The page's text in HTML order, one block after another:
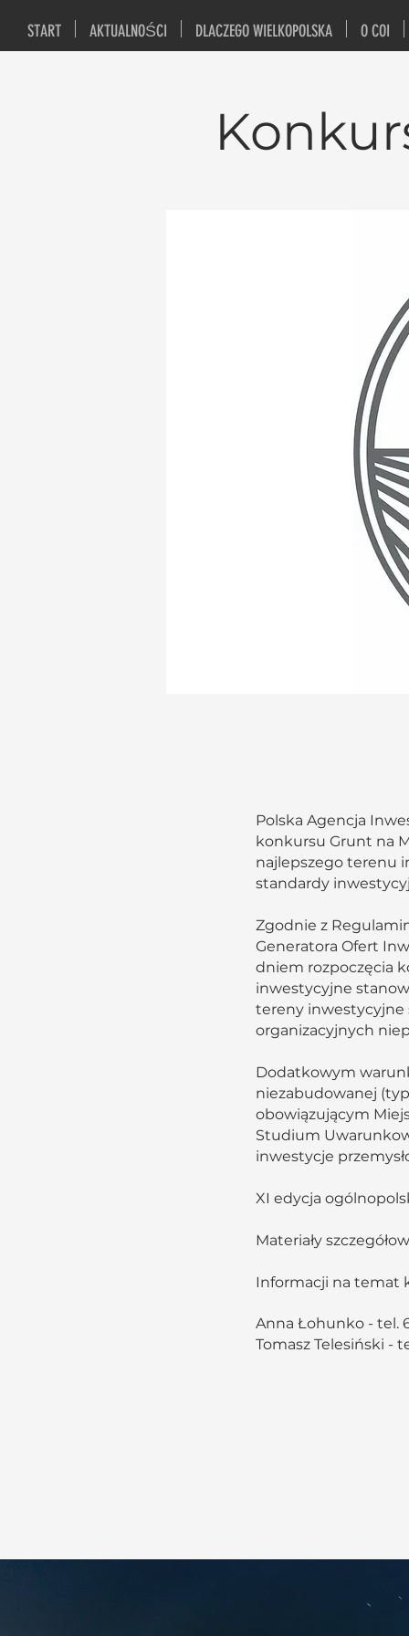
START AKTUALNOŚCI DLACZEGO WIELKOPOLSKA O COI
Polska Agencja
konkursu Grunt na
najlepszego terenu
standardy
Zgodnie z
Generatora Ofert
dniem rozpoczęcia
inwestycyjne
tereny inwestycyjne
organizacyjnych
Dodatkowym
niezabudowanej
obowiązującym
Studium
inwestycje
XI edycja
Materiały
Informacji na temat
Anna Łohunko - tel.
Tomasz Telesiński -